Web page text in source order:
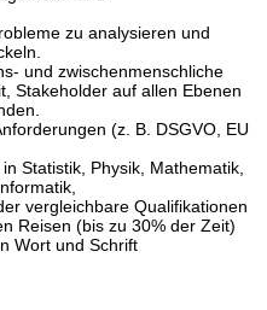
zu analysieren und
und zwischenmenschliche
Stakeholder auf allen Ebenen
(z. B. DSGVO, EU
Statistik, Physik, Mathematik,
vergleichbare Qualifikationen
Reisen (bis zu 30% der Zeit)
Wort und Schrift